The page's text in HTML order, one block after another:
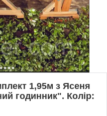
1,95м з Ясеня
годинник". Колір: